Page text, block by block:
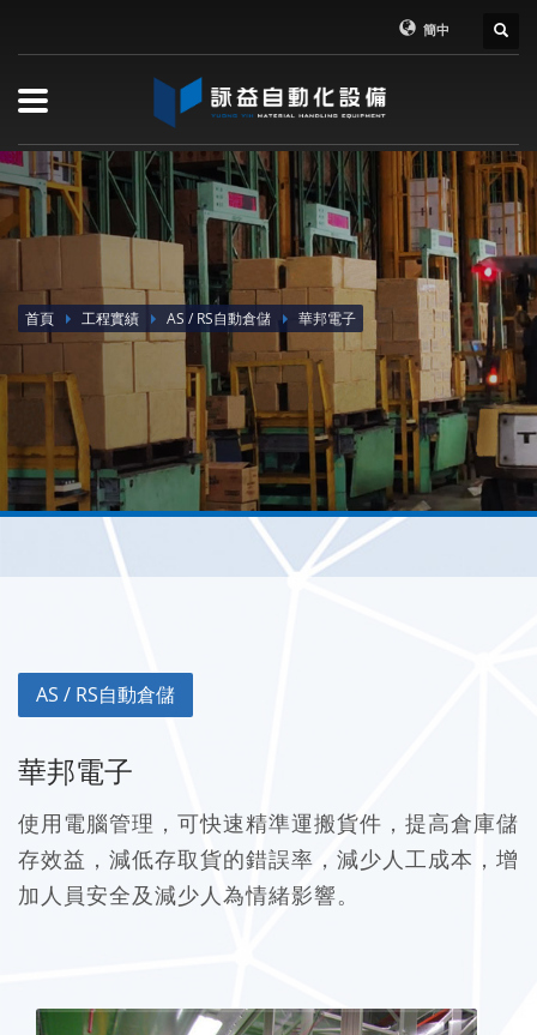
簡中
首頁 工程實績 AS / RS自動倉儲 華邦電子
AS / RS自動倉儲
華邦電子
使用電腦管理，可快速精準運搬貨件，提高倉庫儲
存效益，減低存取貨的錯誤率，減少人工成本，增
加人員安全及減少人為情緒影響。